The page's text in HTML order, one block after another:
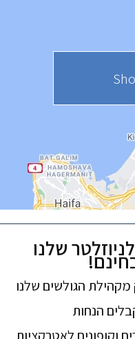
שלנו
מקהילת הגולשים שלנו
הנחות